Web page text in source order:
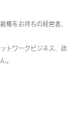
権をお持ちの経営者、
トワークビジネス、政
。